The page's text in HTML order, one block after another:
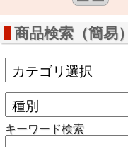
商品検索（簡易）
キーワード検索